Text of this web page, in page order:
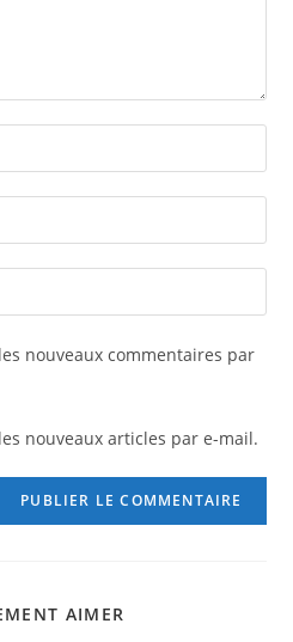
nouveaux commentaires par
nouveaux articles par e-mail.
AIMER